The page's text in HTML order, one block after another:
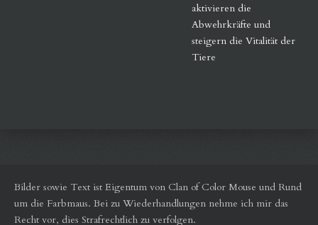
aktivieren die
Abwehrkräfte und
steigern die Vitalität der
Tiere
Bilder sowie Text ist Eigentum von Clan of Color Mouse und Rund
um die Farbmaus. Bei zu Wiederhandlungen nehme ich mir das
Recht vor, dies Strafrechtlich zu verfolgen.